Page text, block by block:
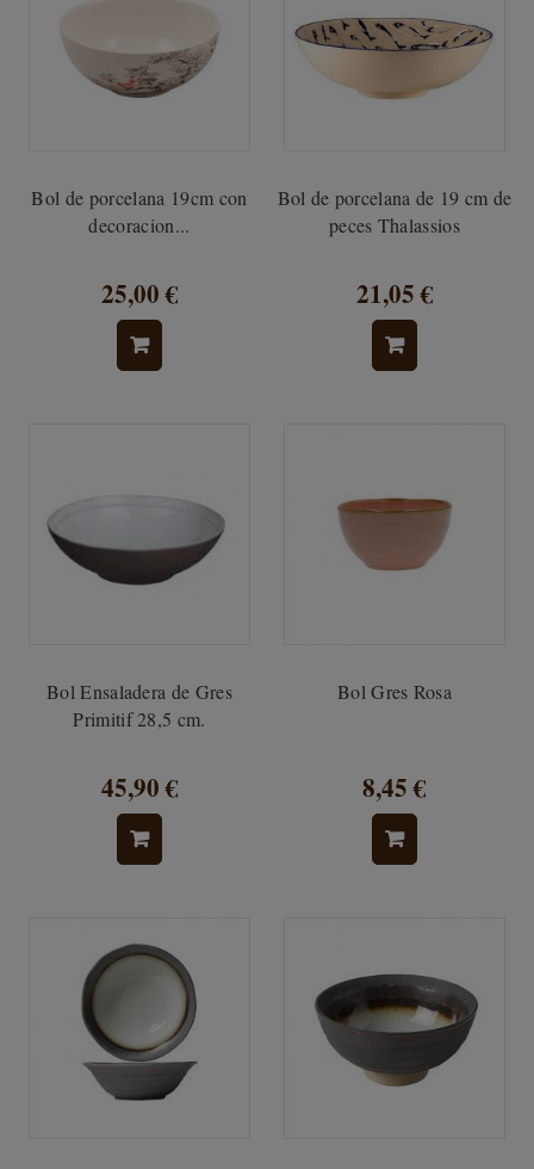
Bol de porcelana 19cm con
decoracion...
25,00 €
Bol de porcelana de 19 cm de
peces Thalassios
21,05 €
Bol Ensaladera de Gres
Primitif 28,5 cm.
45,90 €
Bol Gres Rosa
8,45 €